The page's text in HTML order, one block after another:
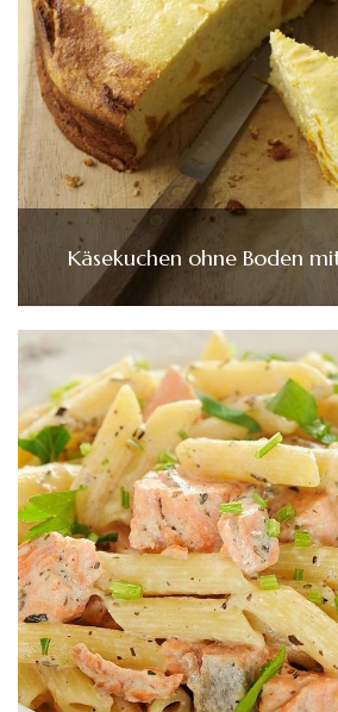
Käsekuchen ohne Boden